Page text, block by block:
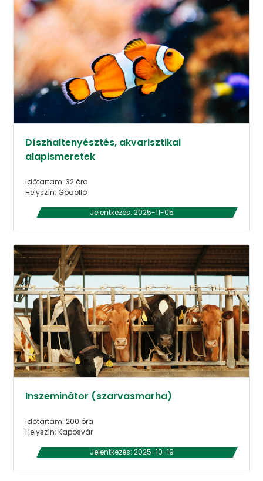
Díszhaltenyésztés, akvarisztikai
alapismeretek
Időtartam: 32 óra
Helyszín: Gödöllő
Jelentkezés: 2025-11-05
Inszeminátor (szarvasmarha)
Időtartam: 200 óra
Helyszín: Kaposvár
Jelentkezés: 2025-10-19